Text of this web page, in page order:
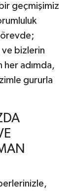
geçmişimiz
ve bizlerin
her adımda,
gururla